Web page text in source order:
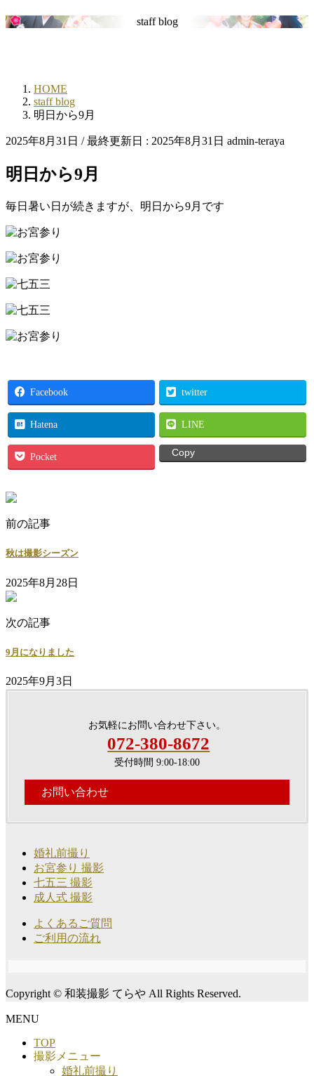
staff blog
HOME
staff blog
明日から9月
2025年8月31日 / 最終更新日 : 2025年8月31日 admin-teraya
明日から9月
毎日暑い日が続きますが、明日から9月です
Facebook twitter
Hatena LINE
Pocket Copy
前の記事
秋は撮影シーズン
2025年8月28日
次の記事
9月になりました
2025年9月3日
お気軽にお問い合わせ下さい。
072-380-8672
受付時間 9:00-18:00
お問い合わせ
婚礼前撮り
お宮参り 撮影
七五三 撮影
成人式 撮影
よくあるご質問
ご利用の流れ
Copyright © 和装撮影 てらや All Rights Reserved.
MENU
TOP
撮影メニュー
婚礼前撮り